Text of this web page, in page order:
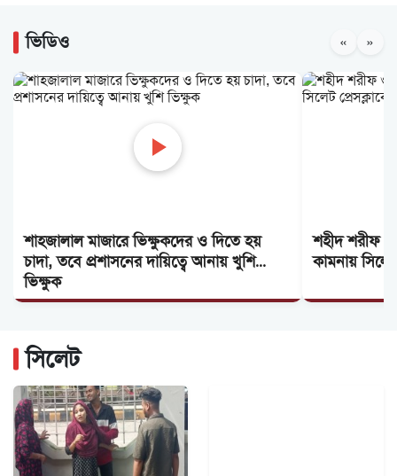
ওসমানীনগরে দুর্ঘটনা: বাসগুলো পুলিশ হেফাজতে,...
একমাসে সড়কে ঝরল ৩১ প্রাণ
৯ জনের লা শ হস্তান্তর, পরিবার পেল আর্থিক...
সিলেটে সিএনজিতে যাত্রীর ৩ লাখ টাকা চুরি,...
ওসমানীনগরে দুই বাসের মুখোমুখি সংঘর্ষে নিহত ৯
সিলেটে দুই বাসের মুখোমুখি সংঘর্ষ, নিহত ৯ আহত...
আওয়ামী লীগ আমাদের শত্রু নয়, মিত্র জুলাই স্মরণ...
ভিডিও « »
শাহজালাল মাজারে ভিক্ষুকদের ও দিতে হয়
চাদা, তবে প্রশাসনের দায়িত্বে আনায় খুশি
ভিক্ষুক
শহীদ শরীফ
কামনায়
সিলেট